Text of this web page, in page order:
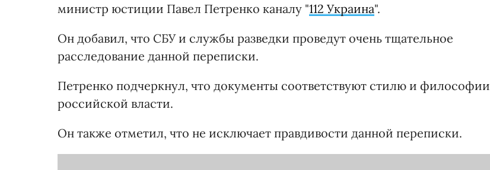
министр юстиции Павел Петренко каналу "112 Украина".
Он добавил, что СБУ и службы разведки проведут очень тщательное
расследование данной переписки.
Петренко подчеркнул, что документы соответствуют стилю и философии
российской власти.
Он также отметил, что не исключает правдивости данной переписки.